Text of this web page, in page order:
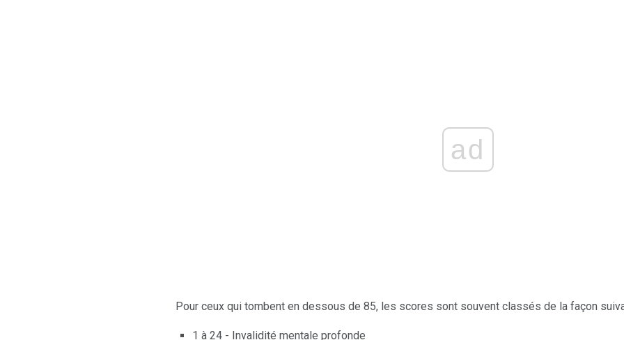
ad
Pour ceux qui tombent en dessous de 85, les scores sont souvent classés de la façon
1 à 24 - Invalidité mentale profonde